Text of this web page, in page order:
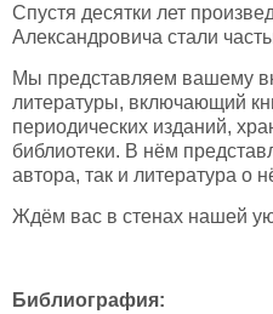
Спустя десятки лет
Александровича стали
Мы представляем вашему
литературы, включающий
периодических изданий,
библиотеки. В нём
автора, так и литература о
Ждём вас в стенах нашей
Библиография: